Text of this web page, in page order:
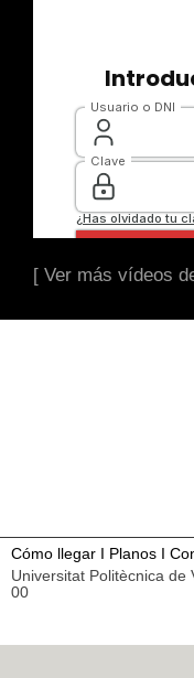
[ Ver más vídeos
Cómo llegar I Planos I
Universitat Politècnica de
00